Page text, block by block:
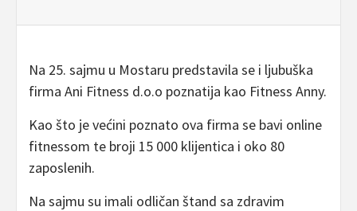
Na 25. sajmu u Mostaru predstavila se i ljubuška
firma Ani Fitness d.o.o poznatija kao Fitness Anny.
Kao što je većini poznato ova firma se bavi online
fitnessom te broji 15 000 klijentica i oko 80
zaposlenih.
Na sajmu su imali odličan štand sa zdravim